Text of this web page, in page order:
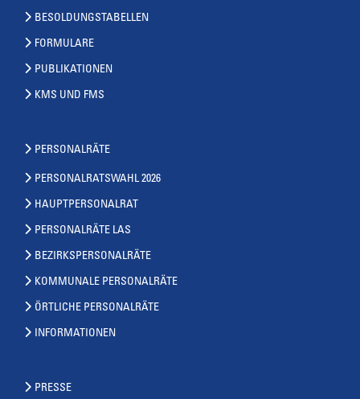
BESOLDUNGSTABELLEN
FORMULARE
PUBLIKATIONEN
KMS UND FMS
PERSONALRÄTE
PERSONALRATSWAHL 2026
HAUPTPERSONALRAT
PERSONALRÄTE LAS
BEZIRKSPERSONALRÄTE
KOMMUNALE PERSONALRÄTE
ÖRTLICHE PERSONALRÄTE
INFORMATIONEN
PRESSE